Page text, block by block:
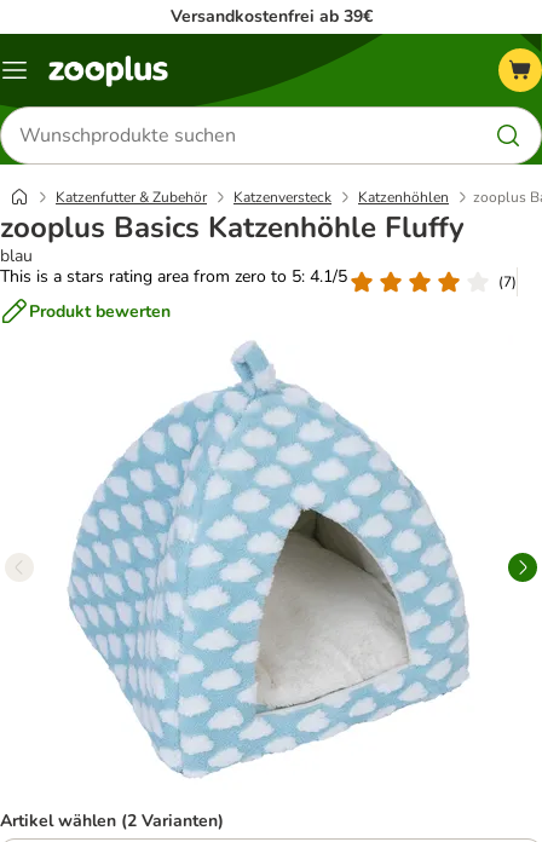
Versandkostenfrei ab 39€
Menü
Produkte
suchen
Katzenfutter & Zubehör Katzenversteck Katzenhöhlen zooplus
zooplus Basics Katzenhöhle Fluffy
blau
This is a stars rating area from zero to 5: 4.1/5
(7)
Produkt bewerten
Artikel wählen (2 Varianten)